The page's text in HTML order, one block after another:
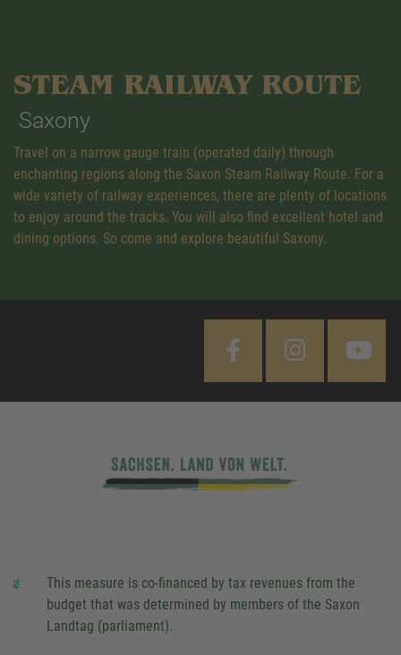
STEAM RAILWAY ROUTE
Saxony
Travel on a narrow gauge train (operated daily) through
enchanting regions along the Saxon Steam Railway Route. For a
wide variety of railway experiences, there are plenty of locations
to enjoy around the tracks. You will also find excellent hotel and
dining options. So come and explore beautiful Saxony.
This measure is co-financed by tax revenues from the
budget that was determined by members of the Saxon
Landtag (parliament).